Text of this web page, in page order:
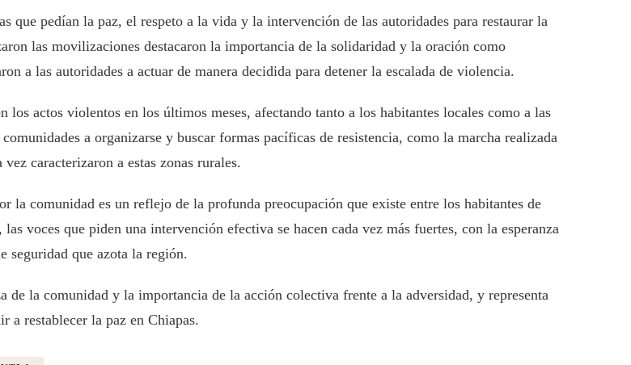
que pedían la paz, el respeto a la vida y la intervención de las autoridades para restaurar la
las movilizaciones destacaron la importancia de la solidaridad y la oración como
a las autoridades a actuar de manera decidida para detener la escalada de violencia.
actos violentos en los últimos meses, afectando tanto a los habitantes locales como a las
a organizarse y buscar formas pacíficas de resistencia, como la marcha realizada
caracterizaron a estas zonas rurales.
la comunidad es un reflejo de la profunda preocupación que existe entre los habitantes de
voces que piden una intervención efectiva se hacen cada vez más fuertes, con la esperanza
seguridad que azota la región.
la comunidad y la importancia de la acción colectiva frente a la adversidad, y representa
a restablecer la paz en Chiapas.